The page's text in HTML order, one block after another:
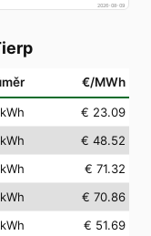
2026-08-09
€/MWh
€ 23.09
€ 48.52
€ 71.32
€ 70.86
€ 51.69